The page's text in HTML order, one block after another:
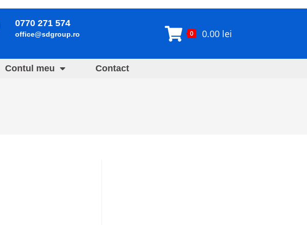
0770 271 574
office@sdgroup.ro 0 0.00 lei
Contul meu Contact